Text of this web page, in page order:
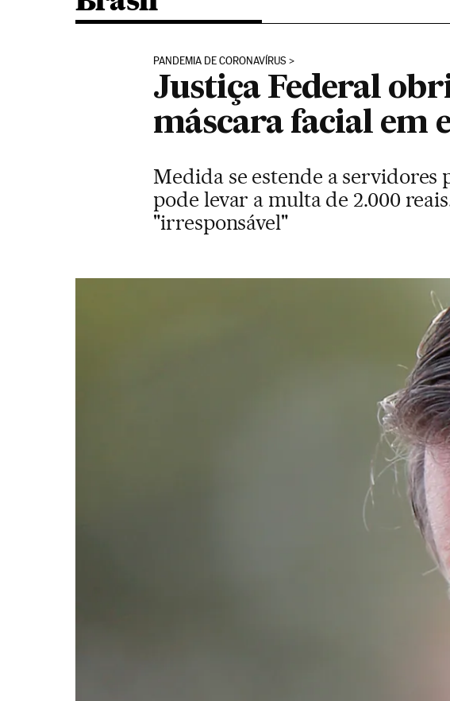
PANDEMIA DE CORONAVÍRUS
Justiça Federal
máscara facial em
Medida se estende a
pode levar a multa de 2.000
"irresponsável"